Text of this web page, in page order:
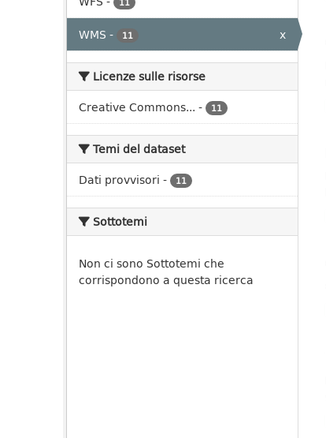
WMS - 11 x
Licenze sulle risorse
Creative Commons... - 11
Temi del dataset
Dati provvisori - 11
Sottotemi
Non ci sono Sottotemi che
corrispondono a questa ricerca